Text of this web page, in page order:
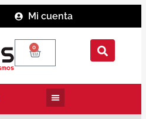
Mi cuenta
0